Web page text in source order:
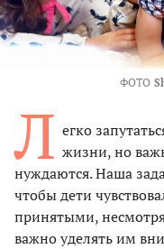
ФОТО
Л егко
жизни, но
нуждаются. Наша
чтобы дети
принятыми,
важно уделять им